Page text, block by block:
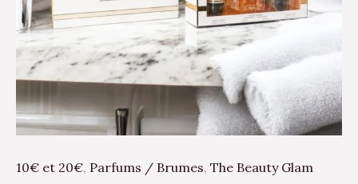
10€ et 20€, Parfums / Brumes, The Beauty Glam